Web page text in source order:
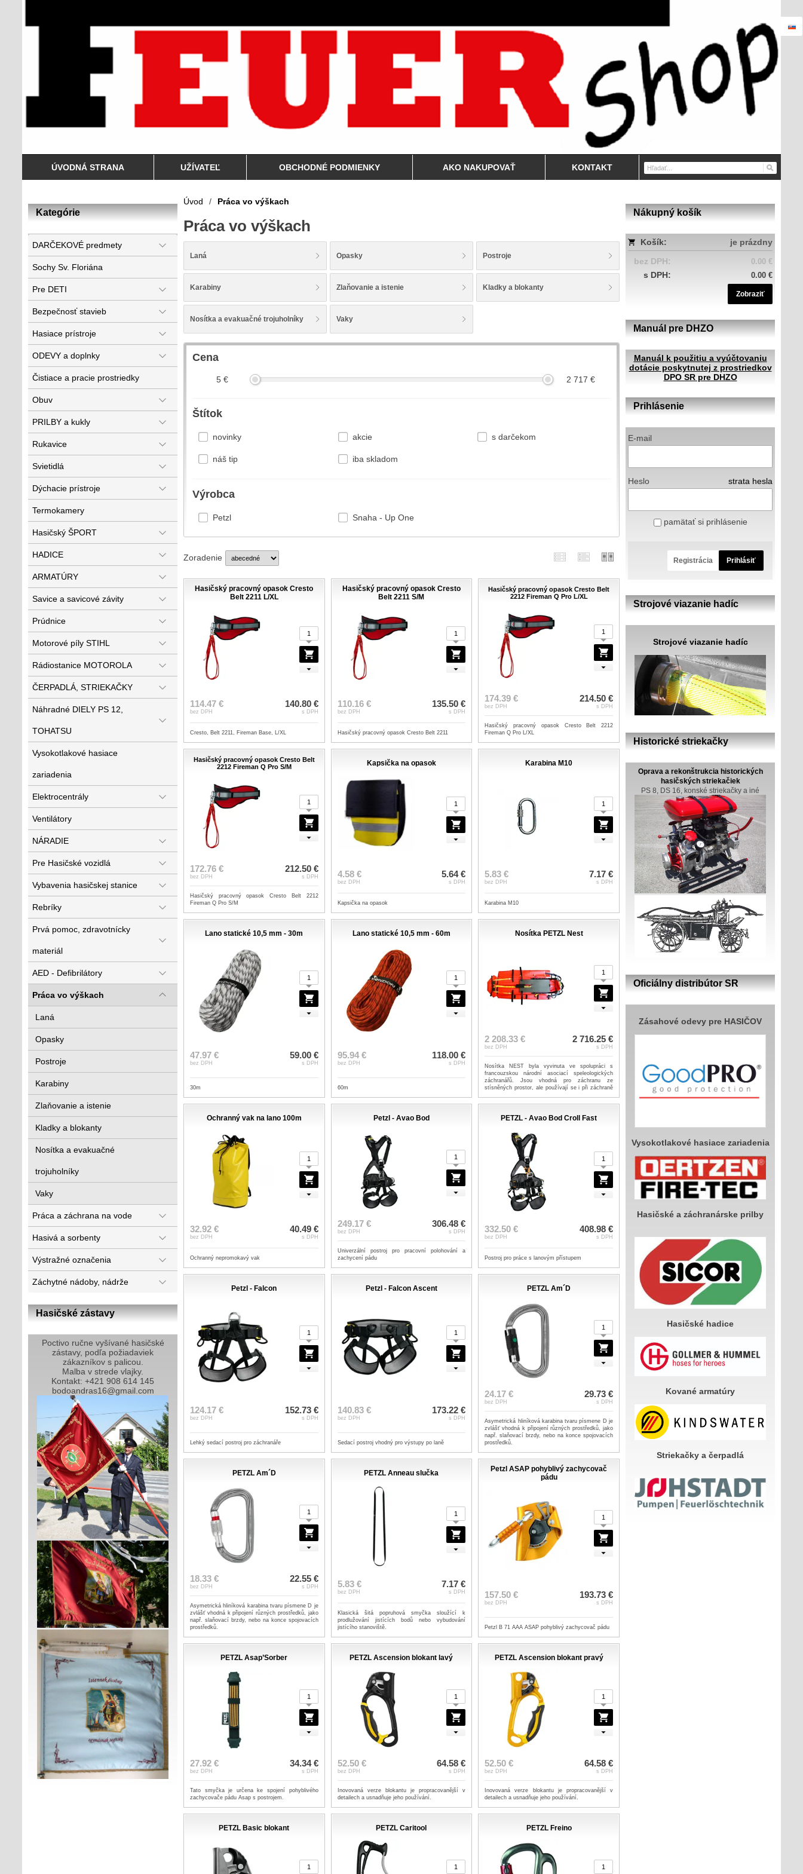
ÚVODNÁ STRANA UŽÍVATEĽ OBCHODNÉ PODMIENKY AKO NAKUPOVAŤ KONTAKT
Kategórie
DARČEKOVÉ predmety
Sochy Sv. Floriána
Pre DETI
Bezpečnosť stavieb
Hasiace prístroje
ODEVY a doplnky
Čistiace a pracie prostriedky
Obuv
PRILBY a kukly
Rukavice
Svietidlá
Dýchacie prístroje
Termokamery
Hasičský ŠPORT
HADICE
ARMATÚRY
Savice a savicové závity
Prúdnice
Motorové píly STIHL
Rádiostanice MOTOROLA
ČERPADLÁ, STRIEKAČKY
Náhradné DIELY PS 12,
TOHATSU
Vysokotlakové hasiace
zariadenia
Elektrocentrály
Ventilátory
NÁRADIE
Pre Hasičské vozidlá
Vybavenia hasičskej stanice
Rebríky
Prvá pomoc, zdravotnícky
materiál
AED - Defibrilátory
Práca vo výškach
Laná
Opasky
Postroje
Karabiny
Zlaňovanie a istenie
Kladky a blokanty
Nosítka a evakuačné
trojuholníky
Vaky
Práca a záchrana na vode
Hasivá a sorbenty
Výstražné označenia
Záchytné nádoby, nádrže
Hasičské zástavy
Poctivo ručne vyšívané hasičské
zástavy, podľa požiadaviek
zákazníkov s palicou.
Malba v strede vlajky.
Kontakt: +421 908 614 145
bodoandras16@gmail.com
Nákupný košík
Košík:
je prázdny
bez DPH:
0.00 €
s DPH: 0.00 €
Zobraziť
Manuál pre DHZO
Manuál k použitiu a vyúčtovaniu
dotácie poskytnutej z prostriedkov
DPO SR pre DHZO
Prihlásenie
E-mail
Heslo strata hesla
pamätať si prihlásenie
Registrácia Prihlásiť
Strojové viazanie hadíc
Strojové viazanie hadíc
Historické striekačky
Oprava a rekonštrukcia historických
hasičských striekačiek
PS 8, DS 16, konské striekačky a iné
Oficiálny distribútor SR
Zásahové odevy pre HASIČOV
Vysokotlakové hasiace zariadenia
Hasičské a záchranárske prilby
Hasičské hadice
Kované armatúry
Striekačky a čerpadlá
Úvod / Práca vo výškach
Práca vo výškach
Laná Opasky Postroje
Karabiny Zlaňovanie a istenie Kladky a blokanty
Nosítka a evakuačné trojuholníky Vaky
Cena
5 € 2 717 €
Štítok
novinky akcie s darčekom
náš tip iba skladom
Výrobca
Petzl Snaha - Up One
Zoradenie
Hasičský pracovný opasok Cresto
Belt 2211 L/XL
114.47 €
bez DPH
140.80 €
s DPH
Cresto, Belt 2211, Fireman Base, L/XL
Hasičský pracovný opasok Cresto
Belt 2211 S/M
110.16 €
bez DPH
135.50 €
s DPH
Hasičský pracovný opasok Cresto Belt 2211
Hasičský pracovný opasok Cresto Belt
2212 Fireman Q Pro L/XL
174.39 €
bez DPH
214.50 €
s DPH
Hasičský pracovný opasok Cresto Belt 2212
Fireman Q Pro L/XL
Hasičský pracovný opasok Cresto Belt
2212 Fireman Q Pro S/M
172.76 €
bez DPH
212.50 €
s DPH
Hasičský pracovný opasok Cresto Belt 2212
Fireman Q Pro S/M
Kapsička na opasok
4.58 €
bez DPH
5.64 €
s DPH
Kapsička na opasok
Karabina M10
5.83 €
bez DPH
7.17 €
s DPH
Karabina M10
Lano statické 10,5 mm - 30m
47.97 €
bez DPH
59.00 €
s DPH
30m
Lano statické 10,5 mm - 60m
95.94 €
bez DPH
118.00 €
s DPH
60m
Nosítka PETZL Nest
2 208.33 €
bez DPH
2 716.25 €
s DPH
Nosítka NEST byla vyvinuta ve spolupráci s
francouzskou národní asociací speleologických
záchranářů. Jsou vhodná pro záchranu ze
stísněných prostor, ale používají se i při záchraně
Ochranný vak na lano 100m
32.92 €
bez DPH
40.49 €
s DPH
Ochranný nepromokavý vak
Petzl - Avao Bod
249.17 €
bez DPH
306.48 €
s DPH
Univerzální postroj pro pracovní polohování a
zachycení pádu
PETZL - Avao Bod Croll Fast
332.50 €
bez DPH
408.98 €
s DPH
Postroj pro práce s lanovým přístupem
Petzl - Falcon
124.17 €
bez DPH
152.73 €
s DPH
Lehký sedací postroj pro záchranáře
Petzl - Falcon Ascent
140.83 €
bez DPH
173.22 €
s DPH
Sedací postroj vhodný pro výstupy po laně
PETZL Am´D
24.17 €
bez DPH
29.73 €
s DPH
Asymetrická hliníková karabina tvaru písmene D je
zvlášť vhodná k připojení různých prostředků, jako
např. slaňovací brzdy, nebo na konce spojovacích
prostředků.
PETZL Am´D
18.33 €
bez DPH
22.55 €
s DPH
Asymetrická hliníková karabina tvaru písmene D je
zvlášť vhodná k připojení různých prostředků, jako
např. slaňovací brzdy, nebo na konce spojovacích
prostředků.
PETZL Anneau slučka
5.83 €
bez DPH
7.17 €
s DPH
Klasická šitá popruhová smyčka sloužící k
prodlužování jistících bodů nebo vybudování
jistícího stanoviště.
Petzl ASAP pohyblivý zachycovač
pádu
157.50 €
bez DPH
193.73 €
s DPH
Petzl B 71 AAA ASAP pohyblivý zachycovač pádu
PETZL Asap’Sorber
27.92 €
bez DPH
34.34 €
s DPH
Tato smyčka je určena ke spojení pohyblivého
zachycovače pádu Asap s postrojem.
PETZL Ascension blokant lavý
52.50 €
bez DPH
64.58 €
s DPH
Inovovaná verze blokantu je propracovanější v
detailech a usnadňuje jeho používání.
PETZL Ascension blokant pravý
52.50 €
bez DPH
64.58 €
s DPH
Inovovaná verze blokantu je propracovanější v
detailech a usnadňuje jeho používání.
PETZL Basic blokant PETZL Caritool PETZL Freino